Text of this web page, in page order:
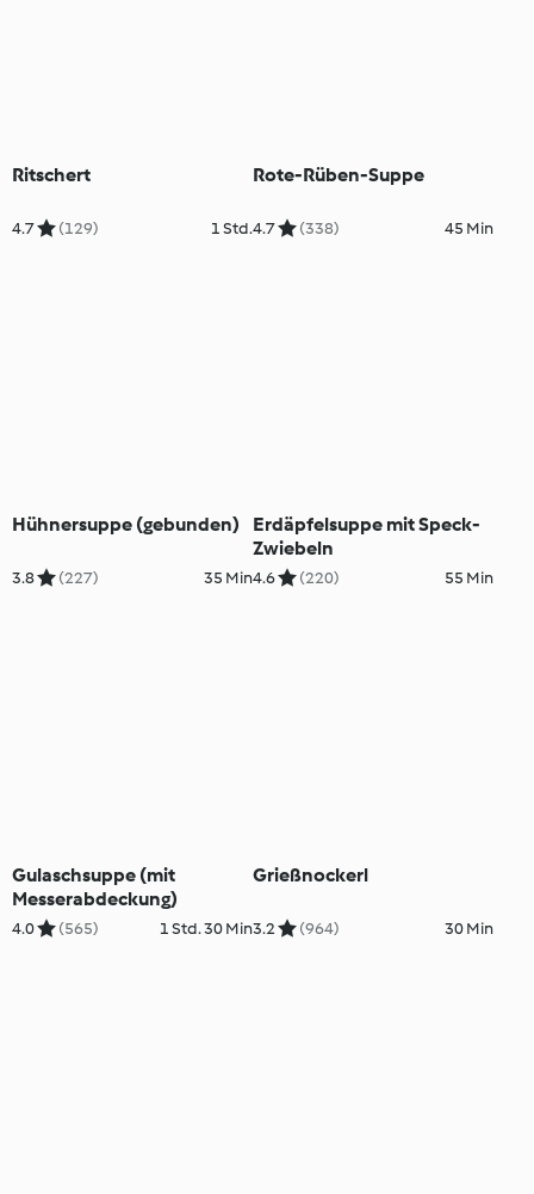
Ritschert
4.7 (129) 1 Std.
Rote-Rüben-Suppe
4.7 (338) 45 Min
Hühnersuppe (gebunden)
3.8 (227) 35 Min
Erdäpfelsuppe mit Speck-
Zwiebeln
4.6 (220) 55 Min
Gulaschsuppe (mit
Messerabdeckung)
4.0 (565) 1 Std. 30 Min
Grießnockerl
3.2 (964) 30 Min